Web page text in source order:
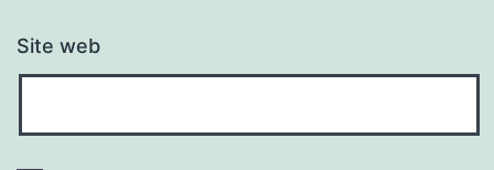
Site web